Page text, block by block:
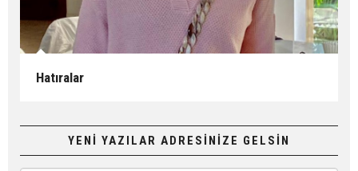
Hatıralar
YENİ YAZILAR ADRESİNİZE GELSİN